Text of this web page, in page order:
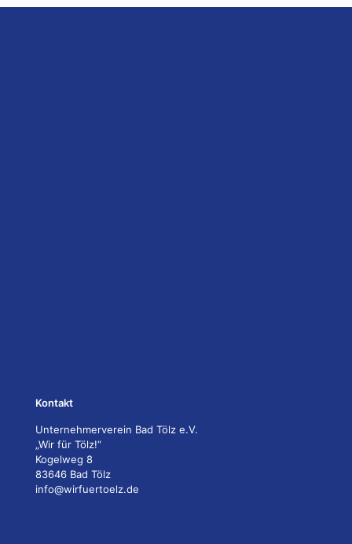
Kontakt
Unternehmerverein Bad Tölz e.V.
„Wir für Tölz!“
Kogelweg 8
83646 Bad Tölz
info@wirfuertoelz.de